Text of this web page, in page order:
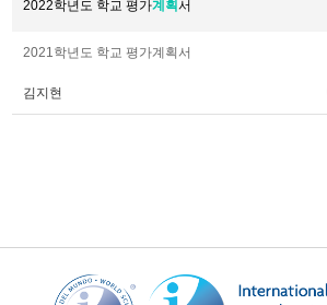
2022학년도 학교 평가계획서
2021학년도 학교 평가계획서
김지현